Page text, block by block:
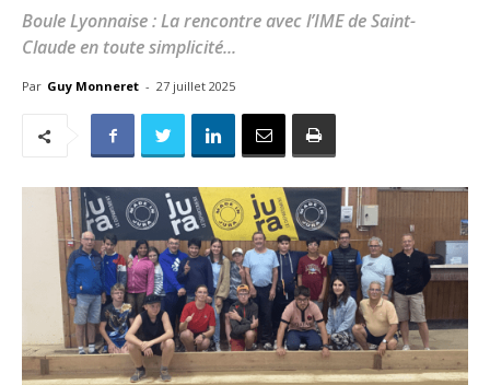
Boule Lyonnaise : La rencontre avec l’IME de Saint-
Claude en toute simplicité...
Par Guy Monneret - 27 juillet 2025